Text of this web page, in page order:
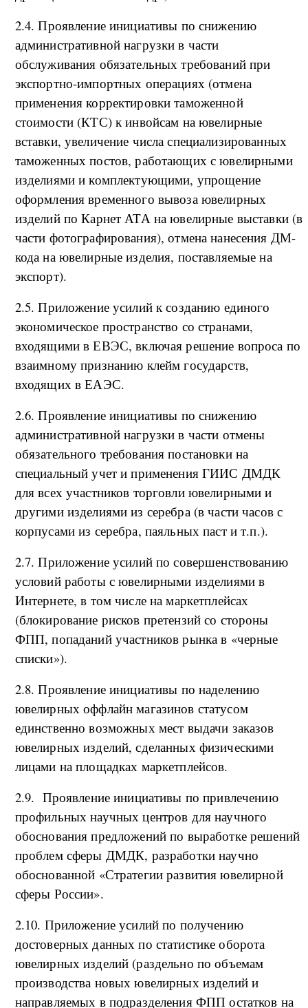
2.4. Проявление инициативы по снижению
административной нагрузки в части
обслуживания обязательных требований при
экспортно-импортных операциях (отмена
применения корректировки таможенной
стоимости (КТС) к инвойсам на ювелирные
вставки, увеличение числа специализированных
таможенных постов, работающих с ювелирными
изделиями и комплектующими, упрощение
оформления временного вывоза ювелирных
изделий по Карнет АТА на ювелирные выставки (в
части фотографирования), отмена нанесения ДМ-
кода на ювелирные изделия, поставляемые на
экспорт).
2.5. Приложение усилий к созданию единого
экономическое пространство со странами,
входящими в ЕВЭС, включая решение вопроса по
взаимному признанию клейм государств,
входящих в ЕАЭС.
2.6. Проявление инициативы по снижению
административной нагрузки в части отмены
обязательного требования постановки на
специальный учет и применения ГИИС ДМДК
для всех участников торговли ювелирными и
другими изделиями из серебра (в части часов с
корпусами из серебра, паяльных паст и т.п.).
2.7. Приложение усилий по совершенствованию
условий работы с ювелирными изделиями в
Интернете, в том числе на маркетплейсах
(блокирование рисков претензий со стороны
ФПП, попаданий участников рынка в «черные
списки»).
2.8. Проявление инициативы по наделению
ювелирных оффлайн магазинов статусом
единственно возможных мест выдачи заказов
ювелирных изделий, сделанных физическими
лицами на площадках маркетплейсов.
2.9. Проявление инициативы по привлечению
профильных научных центров для научного
обоснования предложений по выработке решений
проблем сферы ДМДК, разработки научно
обоснованной «Стратегии развития ювелирной
сферы России».
2.10. Приложение усилий по получению
достоверных данных по статистике оборота
ювелирных изделий (раздельно по объемам
производства новых ювелирных изделий и
направляемых в подразделения ФПП остатков на